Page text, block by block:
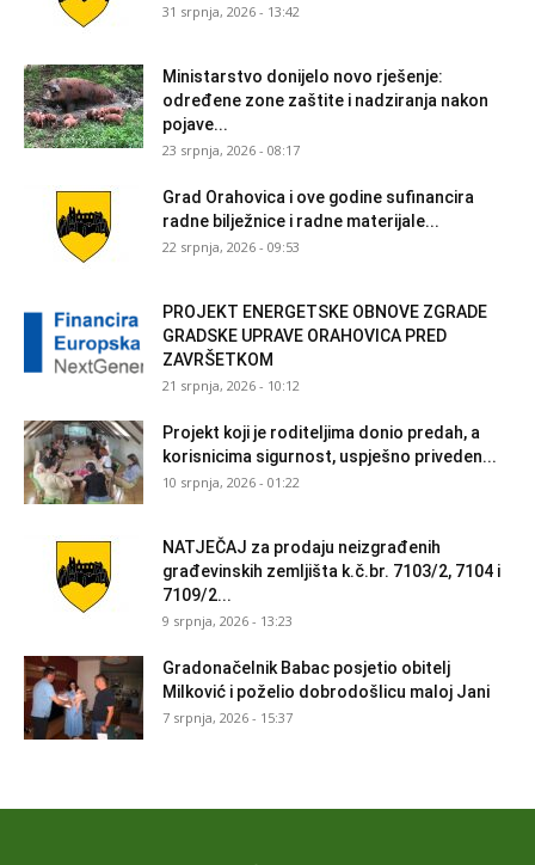
31 srpnja, 2026 - 13:42
Ministarstvo donijelo novo rješenje:
određene zone zaštite i nadziranja nakon
pojave...
23 srpnja, 2026 - 08:17
Grad Orahovica i ove godine sufinancira
radne bilježnice i radne materijale...
22 srpnja, 2026 - 09:53
PROJEKT ENERGETSKE OBNOVE ZGRADE
GRADSKE UPRAVE ORAHOVICA PRED
ZAVRŠETKOM
21 srpnja, 2026 - 10:12
Projekt koji je roditeljima donio predah, a
korisnicima sigurnost, uspješno priveden...
10 srpnja, 2026 - 01:22
NATJEČAJ za prodaju neizgrađenih
građevinskih zemljišta k.č.br. 7103/2, 7104 i
7109/2...
9 srpnja, 2026 - 13:23
Gradonačelnik Babac posjetio obitelj
Milković i poželio dobrodošlicu maloj Jani
7 srpnja, 2026 - 15:37